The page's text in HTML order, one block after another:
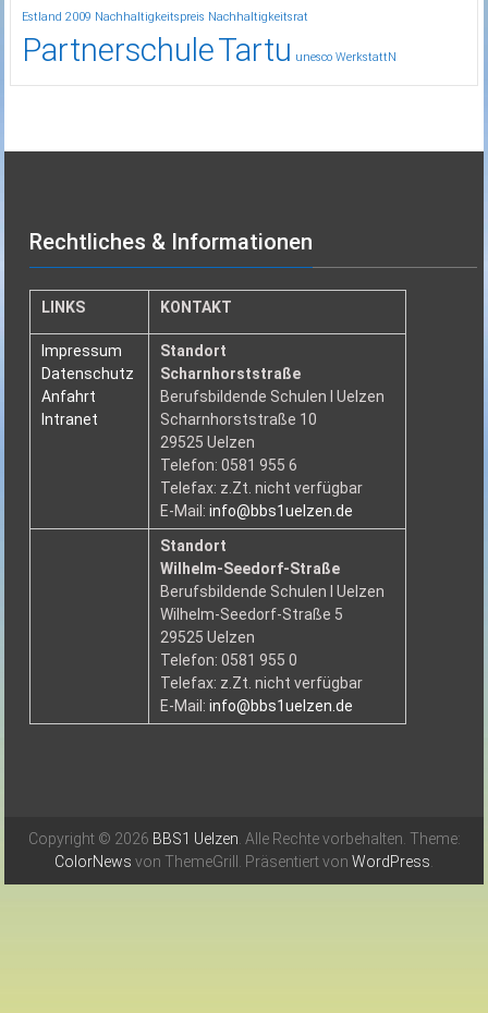
Estland 2009 Nachhaltigkeitspreis Nachhaltigkeitsrat
PartnerschuleTartu unesco WerkstattN
Rechtliches & Informationen
LINKS KONTAKT
Impressum
Datenschutz
Anfahrt
Intranet
Standort
Scharnhorststraße
Berufsbildende Schulen I Uelzen
Scharnhorststraße 10
29525 Uelzen
Telefon: 0581 955 6
Telefax: z.Zt. nicht verfügbar
E-Mail:info@bbs1uelzen.de
Standort
Wilhelm-Seedorf-Straße
Berufsbildende Schulen I Uelzen
Wilhelm-Seedorf-Straße 5
29525 Uelzen
Telefon: 0581 955 0
Telefax: z.Zt. nicht verfügbar
E-Mail:info@bbs1uelzen.de
Copyright © 2026 BBS1 Uelzen . Alle Rechte vorbehalten. Theme:
ColorNews von ThemeGrill. Präsentiert von WordPress